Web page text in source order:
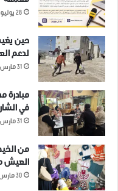
2019 في مدينة ادلب وريفها.
21 نوفمبر، 2019
في "مقالات"
28 يوليو، 2026
حين
لدعم
31 مارس، 2026
مبادرة
في
31 مارس، 2026
من
العيش
30 مارس، 2026